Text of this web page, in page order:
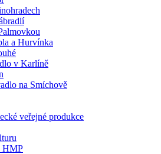
a Hurvínka
v Karlíně
na Smíchově
veřejné produkce
HMP